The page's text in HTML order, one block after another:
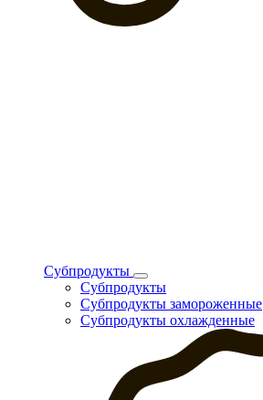
Субпродукты
Субпродукты
Субпродукты замороженные
Субпродукты охлажденные